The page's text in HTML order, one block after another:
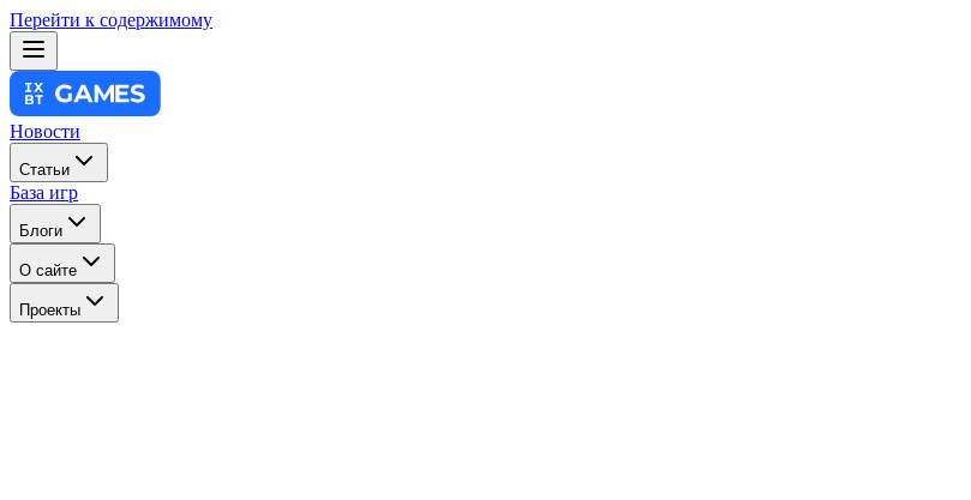
Перейти к содержимому
Новости
Статьи
База игр
Блоги
О сайте
Проекты